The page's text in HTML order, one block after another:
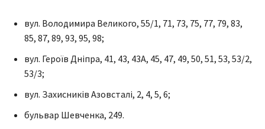
вул. Володимира Великого, 55/1, 71, 73, 75, 77, 79, 83,
85, 87, 89, 93, 95, 98;
вул. Героїв Дніпра, 41, 43, 43А, 45, 47, 49, 50, 51, 53, 53/2,
53/3;
вул. Захисників Азовсталі, 2, 4, 5, 6;
бульвар Шевченка, 249.